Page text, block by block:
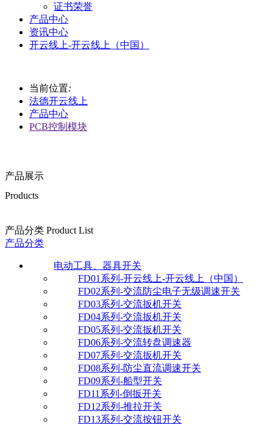
证书荣誉
产品中心
资讯中心
开云线上-开云线上（中国）
当前位置:
法德开云线上
产品中心
PCB控制模块
产品展示
Products
产品分类 Product List
产品分类
电动工具、器具开关
FD01系列-开云线上-开云线上（中国）
FD02系列-交流防尘电子无级调速开关
FD03系列-交流扳机开关
FD04系列-交流扳机开关
FD05系列-交流扳机开关
FD06系列-交流转盘调速器
FD07系列-交流扳机开关
FD08系列-防尘直流调速开关
FD09系列-船型开关
FD11系列-倒扳开关
FD12系列-推拉开关
FD13系列-交流按钮开关